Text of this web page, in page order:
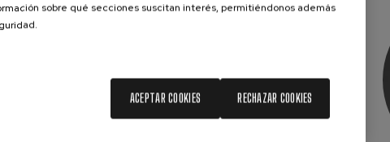
sobre qué secciones suscitan interés, permitiéndonos además
RECHAZAR COOKIES
ACEPTAR COOKIES